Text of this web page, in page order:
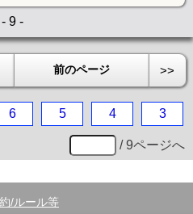
- 9 -
前のページ >>
6 5 4 3
/ 9ページへ
/ルール等